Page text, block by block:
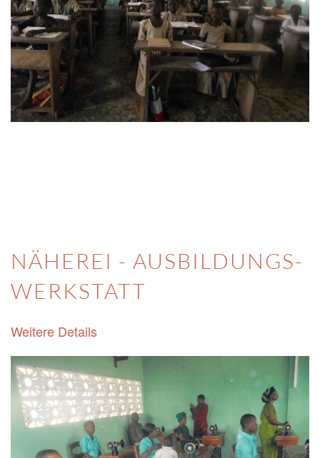
NÄHEREI - AUSBILDUNGS-
WERKSTATT
Weitere Details